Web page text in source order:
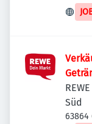
Süd
63864